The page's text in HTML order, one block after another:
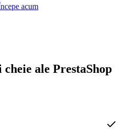
acum
ale PrestaShop